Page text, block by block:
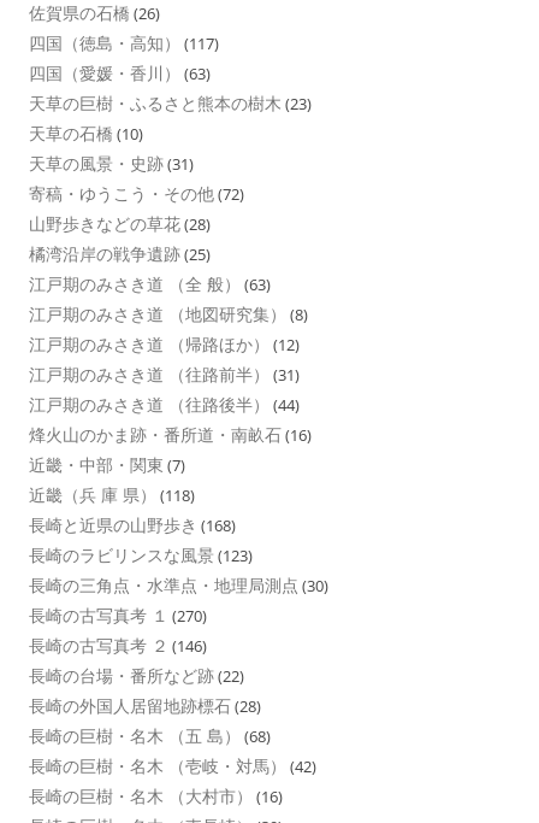
佐賀県の石橋 (26)
四国（徳島・高知） (117)
四国（愛媛・香川） (63)
天草の巨樹・ふるさと熊本の樹木 (23)
天草の石橋 (10)
天草の風景・史跡(31)
寄稿・ゆうこう・その他(72)
山野歩きなどの草花(28)
橘湾沿岸の戦争遺跡(25)
江戸期のみさき道 （全 般） (63)
江戸期のみさき道 （地図研究集） (8)
江戸期のみさき道 （帰路ほか） (12)
江戸期のみさき道 （往路前半） (31)
江戸期のみさき道 （往路後半） (44)
烽火山のかま跡・番所道・南畝石(16)
近畿・中部・関東 (7)
近畿（兵 庫 県） (118)
長崎と近県の山野歩き (168)
長崎のラビリンスな風景 (123)
長崎の三角点・水準点・地理局測点 (30)
長崎の古写真考 １ (270)
長崎の古写真考 ２ (146)
長崎の台場・番所など跡(22)
長崎の外国人居留地跡標石(28)
長崎の巨樹・名木 （五 島） (68)
長崎の巨樹・名木 （壱岐・対馬） (42)
長崎の巨樹・名木 （大村市） (16)